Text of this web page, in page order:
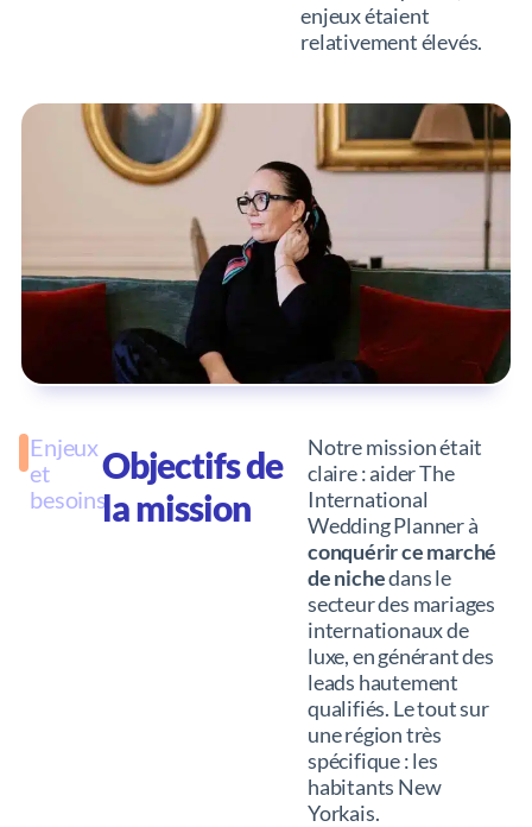
enjeux étaient
relativement élevés.
Enjeux
et
besoins
Objectifs de
la mission
Notre mission était
claire : aider The
International
Wedding Planner à
conquérir ce marché
de nichedans le
secteur des mariages
internationaux de
luxe, en générant des
leads hautement
qualifiés. Le tout sur
une région très
spécifique : les
habitants New
Yorkais.